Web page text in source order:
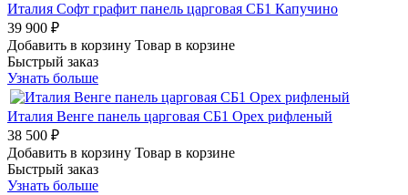
Италия Софт графит панель царговая СБ1 Капучино
39 900 ₽
Добавить в корзину Товар в корзине
Быстрый заказ
Узнать больше
Италия Венге панель царговая СБ1 Орех рифленый
38 500 ₽
Добавить в корзину Товар в корзине
Быстрый заказ
Узнать больше